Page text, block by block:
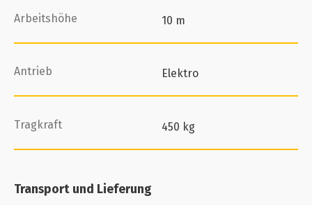
Arbeitshöhe 10 m
Antrieb Elektro
Tragkraft 450 kg
Transport und Lieferung